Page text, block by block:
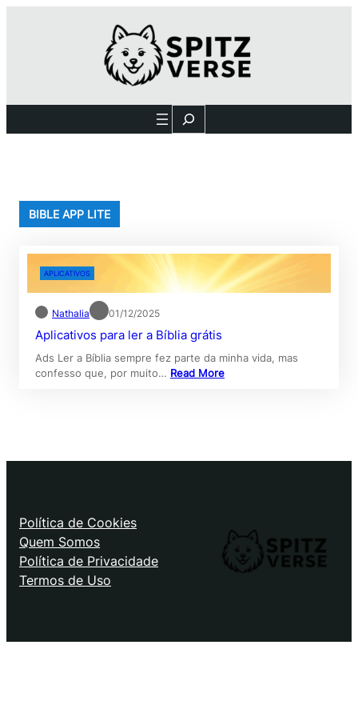
Search
BIBLE APP LITE
APLICATIVOS
Nathalia 01/12/2025
Aplicativos para ler a Bíblia grátis
Ads Ler a Bíblia sempre fez parte da minha vida, mas
confesso que, por muito… Read More
Política de Cookies
Quem Somos
Política de Privacidade
Termos de Uso